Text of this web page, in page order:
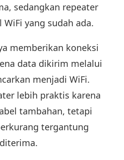
sedangkan repeater
yang sudah ada.
memberikan koneksi
data dikirim melalui
menjadi WiFi.
lebih praktis karena
tambahan, tetapi
tergantung